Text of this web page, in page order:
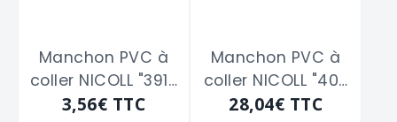
Manchon PVC à
coller NICOLL "391-
1869" double
3,56€ TTC
Manchon PVC à
coller NICOLL "40-
1872" double
28,04€ TTC